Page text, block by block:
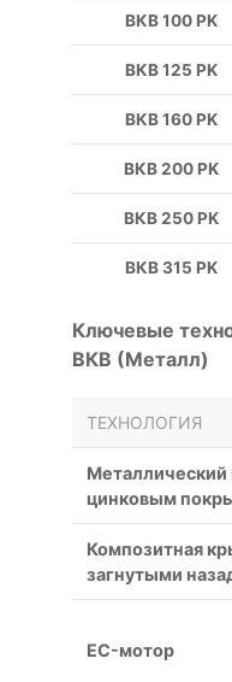
ВКВ 100 РK
ВКВ 125 РK
ВКВ 160 РK
ВКВ 200 РK
ВКВ 250 РK
ВКВ 315 РK
Ключевые
ВКВ (Металл)
ТЕХНОЛОГИЯ
Металлический
цинковым
Композитная
загнутыми
EC-мотор